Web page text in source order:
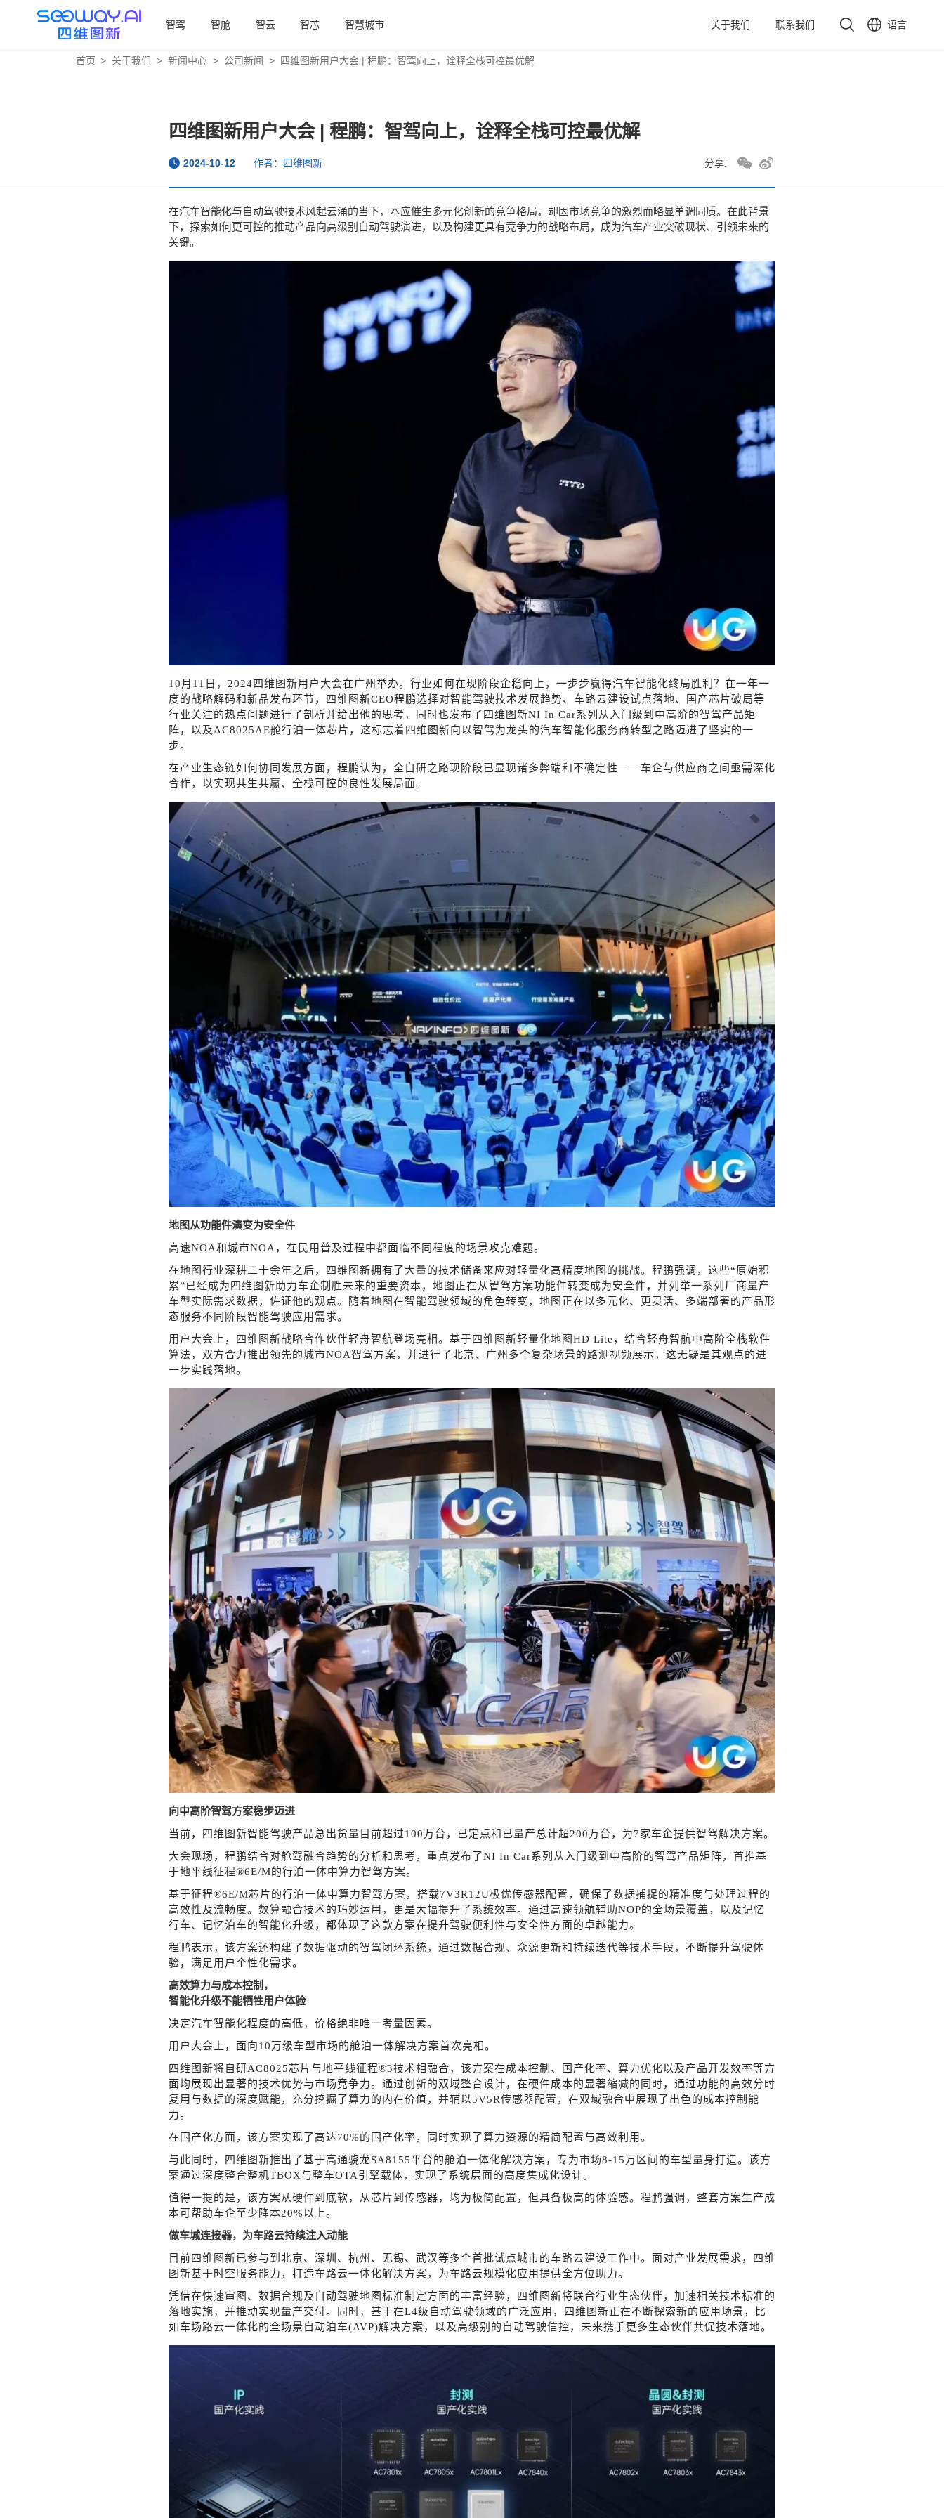
智驾 智舱 智云 智芯 智慧城市 关于我们 联系我们 语言
首页 > 关于我们 > 新闻中心 > 公司新闻 > 四维图新用户大会 | 程鹏：智驾向上，诠释全栈可控最优解
四维图新用户大会 | 程鹏：智驾向上，诠释全栈可控最优解
2024-10-12 作者：四维图新 分享:
在汽车智能化与自动驾驶技术风起云涌的当下，本应催生多元化创新的竞争格局，却因市场竞争的激烈而略显单调同质。在此背景
下，探索如何更可控的推动产品向高级别自动驾驶演进，以及构建更具有竞争力的战略布局，成为汽车产业突破现状、引领未来的
关键。
10月11日，2024四维图新用户大会在广州举办。行业如何在现阶段企稳向上，一步步赢得汽车智能化终局胜利？在一年一
度的战略解码和新品发布环节，四维图新CEO程鹏选择对智能驾驶技术发展趋势、车路云建设试点落地、国产芯片破局等
行业关注的热点问题进行了剖析并给出他的思考，同时也发布了四维图新NI In Car系列从入门级到中高阶的智驾产品矩
阵，以及AC8025AE舱行泊一体芯片，这标志着四维图新向以智驾为龙头的汽车智能化服务商转型之路迈进了坚实的一
步。
在产业生态链如何协同发展方面，程鹏认为，全自研之路现阶段已显现诸多弊端和不确定性——车企与供应商之间亟需深化
合作，以实现共生共赢、全栈可控的良性发展局面。
地图从功能件演变为安全件
高速NOA和城市NOA，在民用普及过程中都面临不同程度的场景攻克难题。
在地图行业深耕二十余年之后，四维图新拥有了大量的技术储备来应对轻量化高精度地图的挑战。程鹏强调，这些“原始积
累”已经成为四维图新助力车企制胜未来的重要资本，地图正在从智驾方案功能件转变成为安全件，并列举一系列厂商量产
车型实际需求数据，佐证他的观点。随着地图在智能驾驶领域的角色转变，地图正在以多元化、更灵活、多端部署的产品形
态服务不同阶段智能驾驶应用需求。
用户大会上，四维图新战略合作伙伴轻舟智航登场亮相。基于四维图新轻量化地图 HD Lite，结合轻舟智航中高阶全栈软件
算法，双方合力推出领先的城市NOA智驾方案，并进行了北京、广州多个复杂场景的路测视频展示，这无疑是其观点的进
一步实践落地。
向中高阶智驾方案稳步迈进
当前，四维图新智能驾驶产品总出货量目前超过100万台，已定点和已量产总计超200万台，为7家车企提供智驾解决方案。
大会现场，程鹏结合对舱驾融合趋势的分析和思考，重点发布了NI In Car系列从入门级到中高阶的智驾产品矩阵，首推基
于地平线征程®6E/M的行泊一体中算力智驾方案。
基于征程®6E/M芯片的行泊一体中算力智驾方案，搭载7V3R12U极优传感器配置，确保了数据捕捉的精准度与处理过程的
高效性及流畅度。数算融合技术的巧妙运用，更是大幅提升了系统效率。通过高速领航辅助NOP的全场景覆盖，以及记忆
行车、记忆泊车的智能化升级，都体现了这款方案在提升驾驶便利性与安全性方面的卓越能力。
程鹏表示，该方案还构建了数据驱动的智驾闭环系统，通过数据合规、众源更新和持续迭代等技术手段，不断提升驾驶体
验，满足用户个性化需求。
高效算力与成本控制，
智能化升级不能牺牲用户体验
决定汽车智能化程度的高低，价格绝非唯一考量因素。
用户大会上，面向10万级车型市场的舱泊一体解决方案首次亮相。
四维图新将自研AC8025芯片与地平线征程®3技术相融合，该方案在成本控制、国产化率、算力优化以及产品开发效率等方
面均展现出显著的技术优势与市场竞争力。通过创新的双域整合设计，在硬件成本的显著缩减的同时，通过功能的高效分时
复用与数据的深度赋能，充分挖掘了算力的内在价值，并辅以5V5R传感器配置，在双域融合中展现了出色的成本控制能
力。
在国产化方面，该方案实现了高达70%的国产化率，同时实现了算力资源的精简配置与高效利用。
与此同时，四维图新推出了基于高通骁龙SA8155平台的舱泊一体化解决方案，专为市场8-15万区间的车型量身打造。该方
案通过深度整合整机TBOX与整车OTA引擎载体，实现了系统层面的高度集成化设计。
值得一提的是，该方案从硬件到底软，从芯片到传感器，均为极简配置，但具备极高的体验感。程鹏强调，整套方案生产成
本可帮助车企至少降本20%以上。
做车城连接器，为车路云持续注入动能
目前四维图新已参与到北京、深圳、杭州、无锡、武汉等多个首批试点城市的车路云建设工作中。面对产业发展需求，四维
图新基于时空服务能力，打造车路云一体化解决方案，为车路云规模化应用提供全方位助力。
凭借在快速审图、数据合规及自动驾驶地图标准制定方面的丰富经验，四维图新将联合行业生态伙伴，加速相关技术标准的
落地实施，并推动实现量产交付。同时，基于在L4级自动驾驶领域的广泛应用，四维图新正在不断探索新的应用场景，比
如车场路云一体化的全场景自动泊车(AVP)解决方案，以及高级别的自动驾驶信控，未来携手更多生态伙伴共促技术落地。